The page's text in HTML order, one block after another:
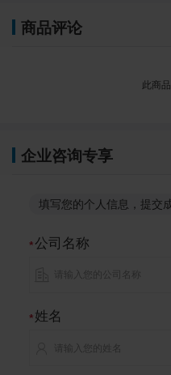
商品评论
此商
企业咨询专享
填写您的个人信息，提交
* 公司名称
* 姓名